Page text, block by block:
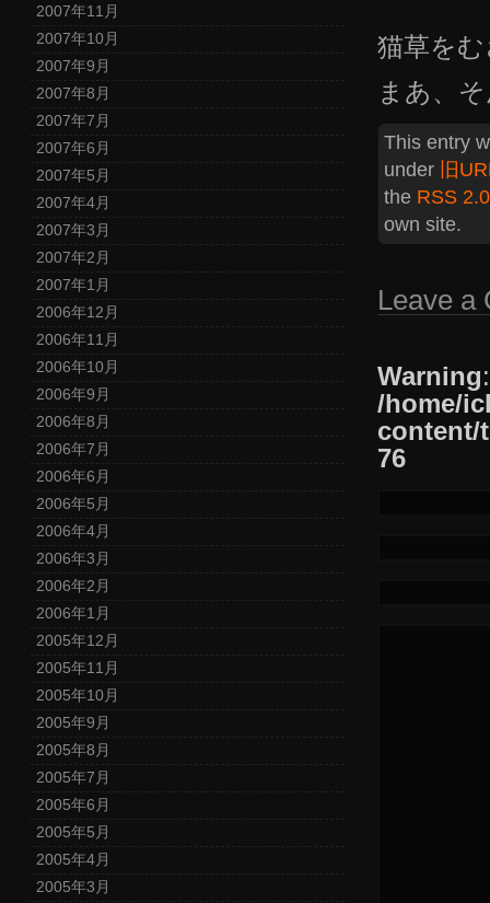
2007年11月
2007年10月
2007年9月
2007年8月
2007年7月
2007年6月
2007年5月
2007年4月
2007年3月
2007年2月
2007年1月
2006年12月
2006年11月
2006年10月
2006年9月
2006年8月
2006年7月
2006年6月
2006年5月
2006年4月
2006年3月
2006年2月
2006年1月
2005年12月
2005年11月
2005年10月
2005年9月
2005年8月
2005年7月
2005年6月
2005年5月
2005年4月
2005年3月
猫草を
まあ、
This entry
under 旧
the RSS 2.0
own site.
Leave a
Warning
/home/
content/
76